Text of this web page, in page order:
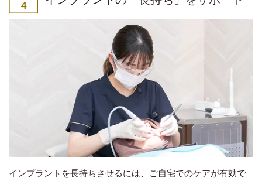
インプラントを長持ちさせるには、ご自宅でのケアが有効で